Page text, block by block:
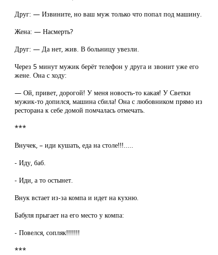
Друг: — Извините, но ваш муж только что попал под машину.
Жена: — Насмерть?
Друг: — Да нет, жив. В больницу увезли.
Через 5 минут мужик берёт телефон у друга и звонит уже его
жене. Она с ходу:
— Ой, привет, дорогой! У меня новость-то какая! У Светки
мужик-то допился, машина сбила! Она с любовником прямо из
ресторана к себе домой помчалась отмечать.
***
Внучек, – иди кушать, еда на столе!!!.....
- Иду, баб.
- Иди, а то остынет.
Внук встает из-за компа и идет на кухню.
Бабуля прыгает на его место у компа:
- Повелся, сопляк!!!!!!!
***